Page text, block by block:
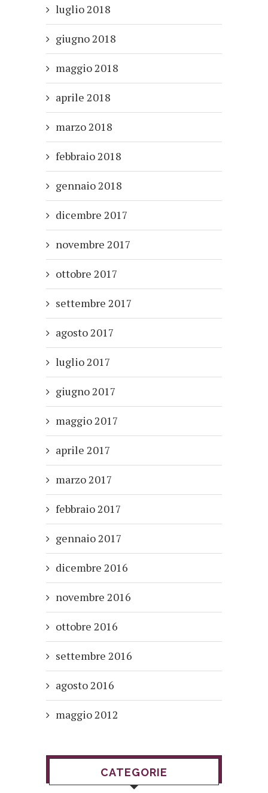
luglio 2018
giugno 2018
maggio 2018
aprile 2018
marzo 2018
febbraio 2018
gennaio 2018
dicembre 2017
novembre 2017
ottobre 2017
settembre 2017
agosto 2017
luglio 2017
giugno 2017
maggio 2017
aprile 2017
marzo 2017
febbraio 2017
gennaio 2017
dicembre 2016
novembre 2016
ottobre 2016
settembre 2016
agosto 2016
maggio 2012
CATEGORIE